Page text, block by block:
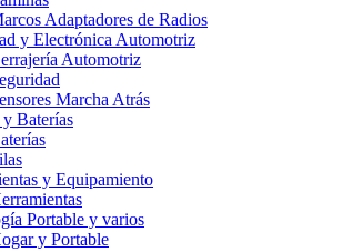
Adaptadores de Radios
y Electrónica Automotriz
Automotriz
Marcha Atrás
Baterías
y Equipamiento
Portable y varios
y Portable